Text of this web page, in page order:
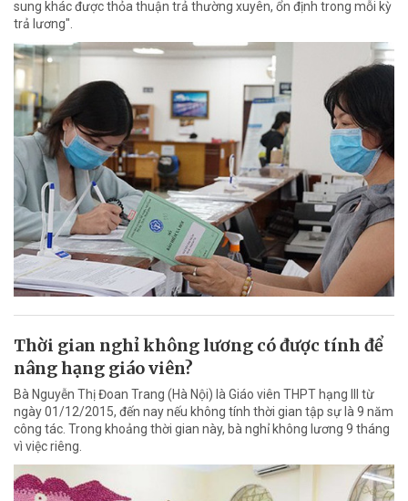
sung khác được thỏa thuận trả thường xuyên, ổn định trong mỗi kỳ
trả lương".
Thời gian nghỉ không lương có được tính để
nâng hạng giáo viên?
Bà Nguyễn Thị Đoan Trang (Hà Nội) là Giáo viên THPT hạng III từ
ngày 01/12/2015, đến nay nếu không tính thời gian tập sự là 9 năm
công tác. Trong khoảng thời gian này, bà nghỉ không lương 9 tháng
vì việc riêng.